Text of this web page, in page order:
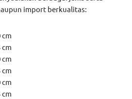
import berkualitas: